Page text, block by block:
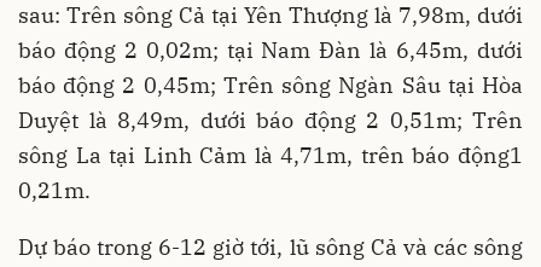
sau: Trên sông Cả tại Yên Thượng là 7,98m, dưới
báo động 2 0,02m; tại Nam Đàn là 6,45m, dưới
báo động 2 0,45m; Trên sông Ngàn Sâu tại Hòa
Duyệt là 8,49m, dưới báo động 2 0,51m; Trên
sông La tại Linh Cảm là 4,71m, trên báo động1
0,21m.
Dự báo trong 6-12 giờ tới, lũ sông Cả và các sông